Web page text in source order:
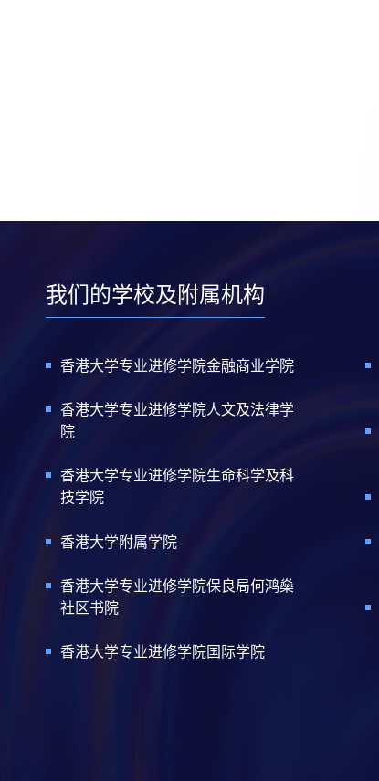
我们的学校及附属机构
香港大学专业进修学院金融商业学院
香港大学专业进修学院人文及法律学
院
香港大学专业进修学院生命科学及科
技学院
香港大学附属学院
香港大学专业进修学院保良局何鸿燊
社区书院
香港大学专业进修学院国际学院